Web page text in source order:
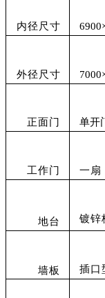
内径尺寸
外径尺寸
正面门 单开
工作门 一扇
地台 镀锌
墙板 插口